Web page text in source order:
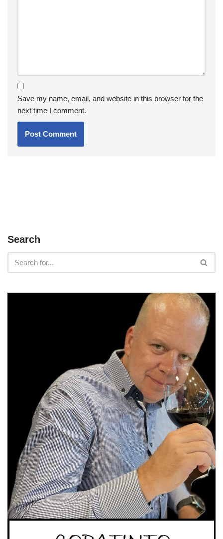
Save my name, email, and website in this browser for the
next time I comment.
Search